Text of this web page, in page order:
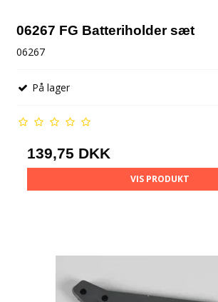
06267 FG Batteriholder sæt
06267
På lager
139,75 DKK
VIS PRODUKT